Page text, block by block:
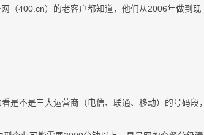
（400.cn）的老客户都知道，他们从2006年做到现
是不是三大运营商（电信、联通、移动）的号码段，